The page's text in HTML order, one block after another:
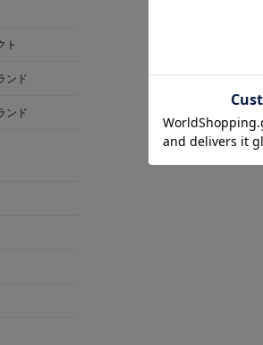
ト
ンド
ンド